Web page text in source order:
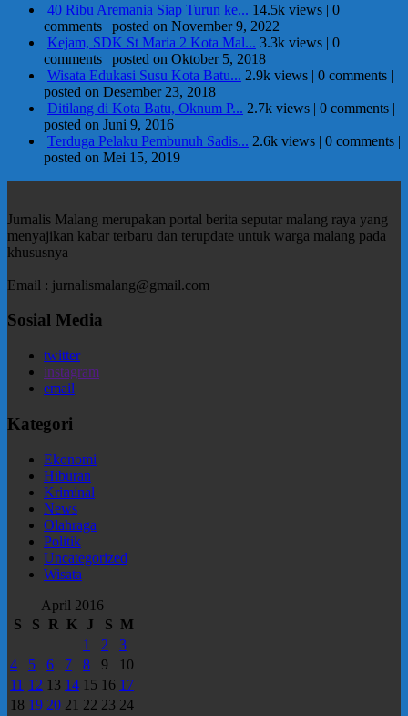
40 Ribu Aremania Siap Turun ke... 14.5k views | 0
comments | posted on November 9, 2022
Kejam, SDK St Maria 2 Kota Mal... 3.3k views | 0
comments | posted on Oktober 5, 2018
Wisata Edukasi Susu Kota Batu... 2.9k views | 0 comments |
posted on Desember 23, 2018
Ditilang di Kota Batu, Oknum P... 2.7k views | 0 comments |
posted on Juni 9, 2016
Terduga Pelaku Pembunuh Sadis... 2.6k views | 0 comments |
posted on Mei 15, 2019
Jurnalis Malang merupakan portal berita seputar malang raya yang
menyajikan kabar terbaru dan terupdate untuk warga malang pada
khususnya
Email : jurnalismalang@gmail.com
Sosial Media
twitter
instagram
email
Kategori
Ekonomi
Hiburan
Kriminal
News
Olahraga
Politik
Uncategorized
Wisata
April 2016
S
S R K J S M
1
2
3
4
5 6 7 8 9
10
11 12 13 14 15 16 17
18 19 20 21 22 23 24